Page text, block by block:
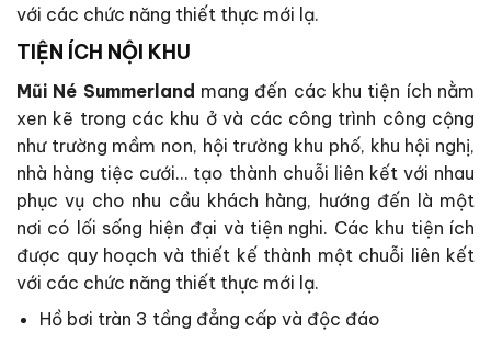
với các chức năng thiết thực mới lạ.
TIỆN ÍCH NỘI KHU
Mũi Né Summerland mang đến các khu tiện ích nằm
xen kẽ trong các khu ở và các công trình công cộng
như trường mầm non, hội trường khu phố, khu hội nghị,
nhà hàng tiệc cưới… tạo thành chuỗi liên kết với nhau
phục vụ cho nhu cầu khách hàng, hướng đến là một
nơi có lối sống hiện đại và tiện nghi. Các khu tiện ích
được quy hoạch và thiết kế thành một chuỗi liên kết
với các chức năng thiết thực mới lạ.
Hồ bơi tràn 3 tầng đẳng cấp và độc đáo